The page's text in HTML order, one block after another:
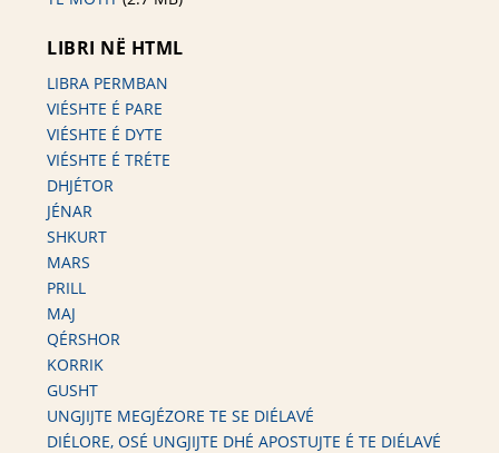
LIBRI NË HTML
LIBRA PERMBAN
VIÉSHTE É PARE
VIÉSHTE É DYTE
VIÉSHTE É TRÉTE
DHJÉTOR
JÉNAR
SHKURT
MARS
PRILL
MAJ
QÉRSHOR
KORRIK
GUSHT
UNGJIJTE MEGJÉZORE TE SE DIÉLAVÉ
DIÉLORE, OSÉ UNGJIJTE DHÉ APOSTUJTE É TE DIÉLAVÉ